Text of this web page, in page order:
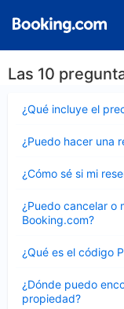
Las 10
¿Qué incluye el
cerrado
¿Puedo hacer una
cerrado
¿Cómo sé si mi
cerrado
¿Puedo cancelar o
Booking.com?
cerrado
¿Qué es el código
cerrado
¿Dónde puedo
propiedad?
cerrado